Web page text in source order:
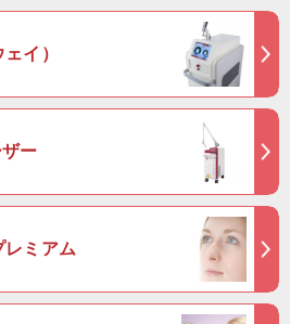
イ）
ー
ミアム